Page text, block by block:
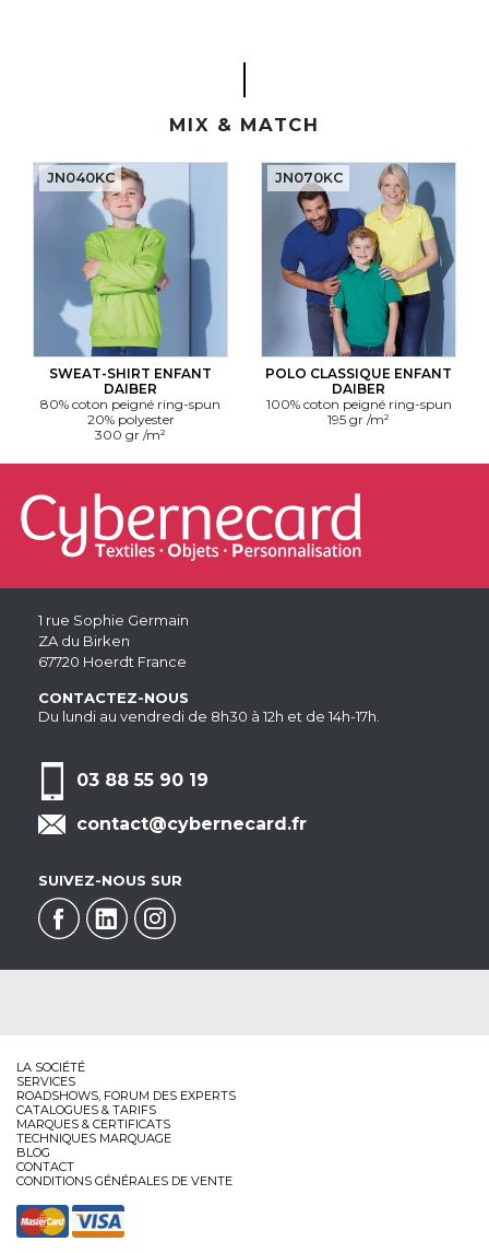
MIX & MATCH
SWEAT-SHIRT ENFANT
DAIBER
80% coton peigné ring-spun
20% polyester
300 gr /m²
JN040KC
POLO CLASSIQUE ENFANT
DAIBER
100% coton peigné ring-spun
195 gr /m²
JN070KC
1 rue Sophie Germain
ZA du Birken
67720 Hoerdt France
CONTACTEZ-NOUS
Du lundi au vendredi de 8h30 à 12h et de 14h-17h.
03 88 55 90 19
contact@cybernecard.fr
SUIVEZ-NOUS SUR
LA SOCIÉTÉ
SERVICES
ROADSHOWS, FORUM DES EXPERTS
CATALOGUES & TARIFS
MARQUES & CERTIFICATS
TECHNIQUES MARQUAGE
BLOG
CONTACT
CONDITIONS GÉNÉRALES DE VENTE